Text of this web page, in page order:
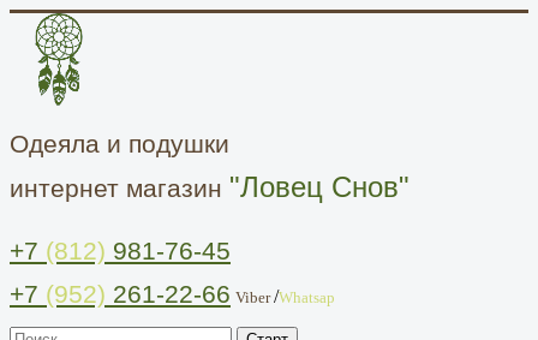
Одеяла и подушки
интернет магазин "Ловец Снов"
+7 (812) 981-76-45
+7 (952) 261-22-66 Viber/Whatsap